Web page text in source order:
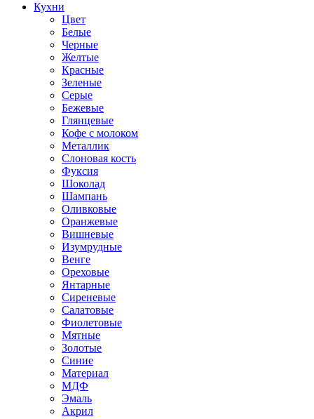
Кухни
Цвет
Белые
Черные
Желтые
Красные
Зеленые
Серые
Бежевые
Глянцевые
Кофе с молоком
Металлик
Слоновая кость
Фуксия
Шоколад
Шампань
Оливковые
Оранжевые
Вишневые
Изумрудные
Венге
Ореховые
Янтарные
Сиреневые
Салатовые
Фиолетовые
Мятные
Золотые
Синие
Материал
МДФ
Эмаль
Акрил